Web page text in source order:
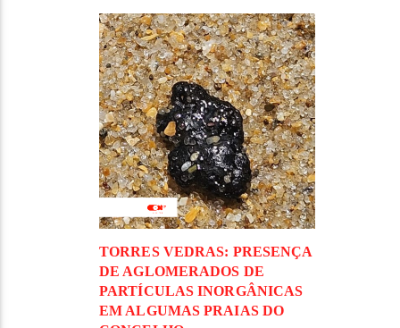
TORRES VEDRAS: PRESENÇA
DE AGLOMERADOS DE
PARTÍCULAS INORGÂNICAS
EM ALGUMAS PRAIAS DO